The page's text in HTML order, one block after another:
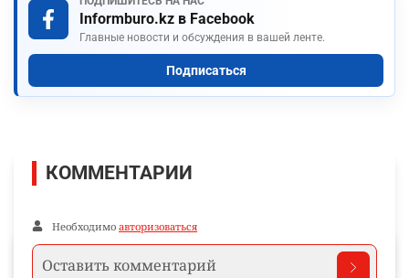
Informburo.kz в Facebook
Главные новости и обсуждения в вашей ленте.
Подписаться
КОММЕНТАРИИ
Необходимо авторизоваться